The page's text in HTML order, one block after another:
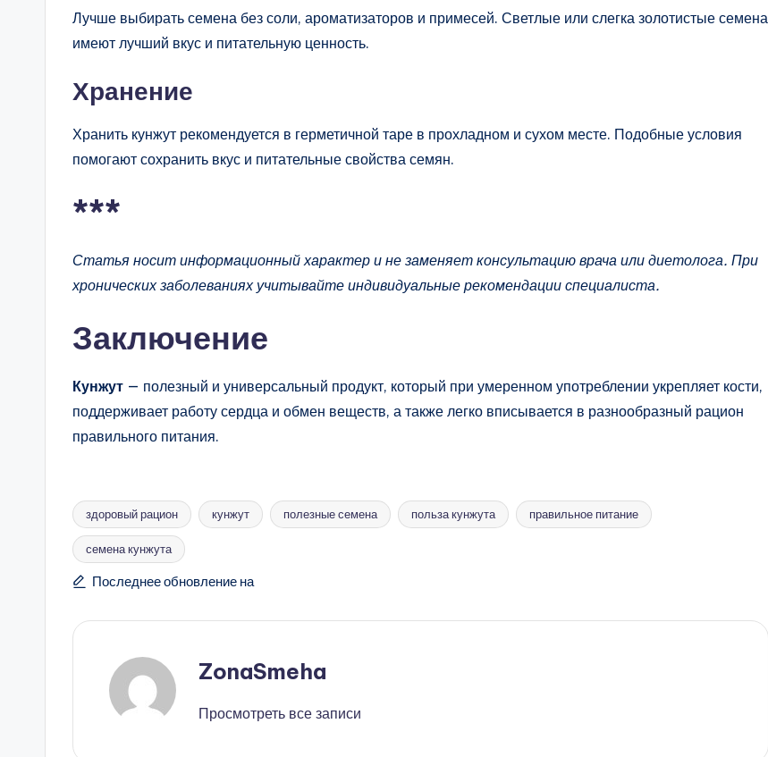
Лучше выбирать семена без соли, ароматизаторов и примесей. Светлые или слегка золотистые семена
имеют лучший вкус и питательную ценность.
Хранение
Хранить кунжут рекомендуется в герметичной таре в прохладном и сухом месте. Подобные условия
помогают сохранить вкус и питательные свойства семян.
***
Статья носит информационный характер и не заменяет консультацию врача или диетолога. При
хронических заболеваниях учитывайте индивидуальные рекомендации специалиста.
Заключение
Кунжут — полезный и универсальный продукт, который при умеренном употреблении укрепляет кости,
поддерживает работу сердца и обмен веществ, а также легко вписывается в разнообразный рацион
правильного питания.
Метки:
здоровый рацион кунжут полезные семена польза кунжута правильное питание
семена кунжута
Последнее обновление на
ZonaSmeha
Просмотреть все записи